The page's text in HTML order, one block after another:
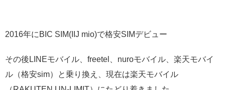
2016年にBIC SIM(IIJ mio)で格安SIMデビュー
その後LINEモバイル、freetel、nuroモバイル、楽天モバイ
ル（格安sim）と乗り換え、現在は楽天モバイル